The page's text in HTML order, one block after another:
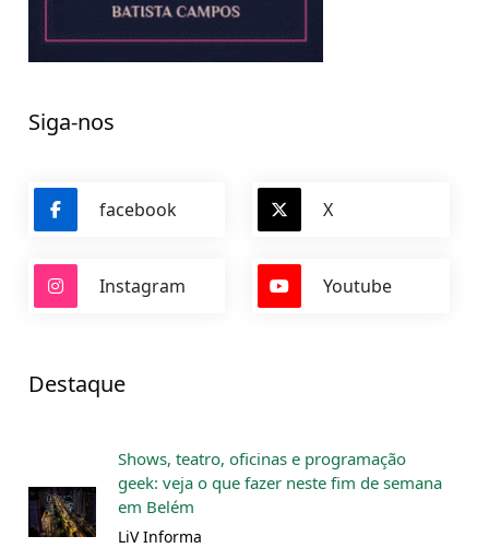
Siga-nos
facebook X
Instagram Youtube
Destaque
Shows, teatro, oficinas e programação
geek: veja o que fazer neste fim de semana
em Belém
LiV Informa